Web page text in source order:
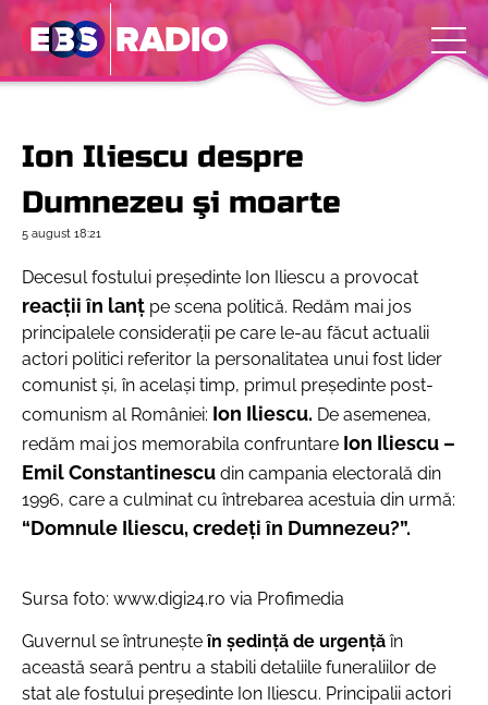
Ion Iliescu despre
Dumnezeu şi moarte
5 august 18:21
Decesul fostului preşedinte Ion Iliescu a provocat
reacţii în lanţ pe scena politică. Redăm mai jos
principalele consideraţii pe care le-au făcut actualii
actori politici referitor la personalitatea unui fost lider
comunist şi, în acelaşi timp, primul preşedinte post-
comunism al României: Ion Iliescu. De asemenea,
redăm mai jos memorabila confruntare Ion Iliescu –
Emil Constantinescu din campania electorală din
1996, care a culminat cu întrebarea acestuia din urmă:
“Domnule Iliescu, credeţi în Dumnezeu?”.
Sursa foto: www.digi24.ro via Profimedia
Guvernul se întruneşteîn şedinţă de urgenţă în
această seară pentru a stabili detaliile funeraliilor de
stat ale fostului preşedinte Ion Iliescu. Principalii actori